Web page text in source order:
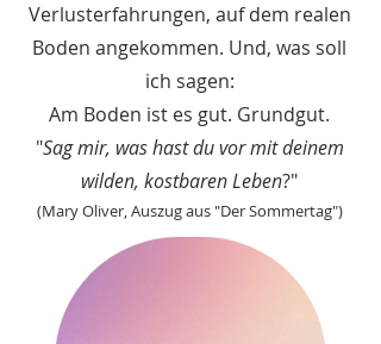
Verlusterfahrungen, auf dem realen
Boden angekommen. Und, was soll
ich sagen:
Am Boden ist es gut. Grundgut.
"Sag mir, was hast du vor mit deinem
wilden, kostbaren Leben?"
(Mary Oliver, Auszug aus "Der Sommertag")